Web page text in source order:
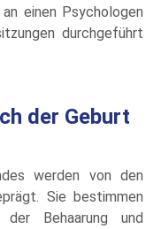
einen Psychologen
durchgeführt
der Geburt
werden von den
Sie bestimmen
der Behaarung und